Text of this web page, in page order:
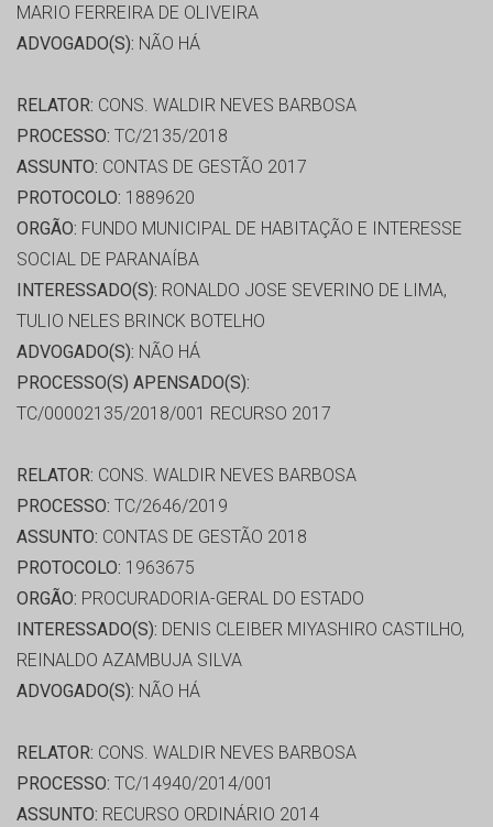
MARIO FERREIRA DE OLIVEIRA
ADVOGADO(S): NÃO HÁ
RELATOR: CONS. WALDIR NEVES BARBOSA
PROCESSO: TC/2135/2018
ASSUNTO: CONTAS DE GESTÃO 2017
PROTOCOLO: 1889620
ORGÃO: FUNDO MUNICIPAL DE HABITAÇÃO E INTERESSE
SOCIAL DE PARANAÍBA
INTERESSADO(S): RONALDO JOSE SEVERINO DE LIMA,
TULIO NELES BRINCK BOTELHO
ADVOGADO(S): NÃO HÁ
PROCESSO(S) APENSADO(S):
TC/00002135/2018/001 RECURSO 2017
RELATOR: CONS. WALDIR NEVES BARBOSA
PROCESSO: TC/2646/2019
ASSUNTO: CONTAS DE GESTÃO 2018
PROTOCOLO: 1963675
ORGÃO: PROCURADORIA-GERAL DO ESTADO
INTERESSADO(S): DENIS CLEIBER MIYASHIRO CASTILHO,
REINALDO AZAMBUJA SILVA
ADVOGADO(S): NÃO HÁ
RELATOR: CONS. WALDIR NEVES BARBOSA
PROCESSO: TC/14940/2014/001
ASSUNTO: RECURSO ORDINÁRIO 2014